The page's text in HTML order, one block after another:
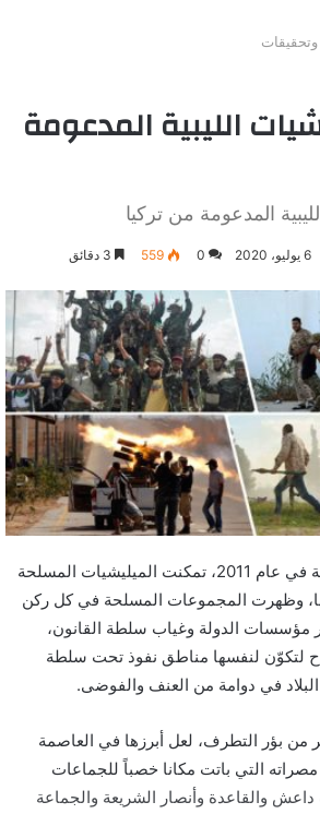
وتحقيقات
الليبية المدعومة
المدعومة من تركيا
6 يوليو، 2020 0
559
فمنذ اندلاع الأزمة الليبية في عام 2011، تمكنت الميليشيات المسلحة
وظهرت المجموعات المسلحة في كل ركن
مؤسسات الدولة وغياب سلطة القانون،
لتكوّن لنفسها مناطق نفوذ تحت سلطة
في دوامة من العنف والفوضى.
من بؤر التطرف، لعل أبرزها في العاصمة
التي باتت مكانا خصباً للجماعات
والقاعدة وأنصار الشريعة والجماعة